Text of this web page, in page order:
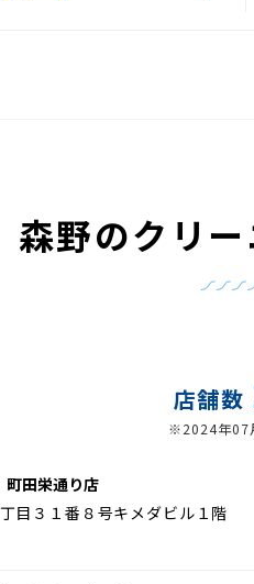
森野のクリ
店舗数
※2024年07
田栄通り店
目３１番８号キメダビル１階